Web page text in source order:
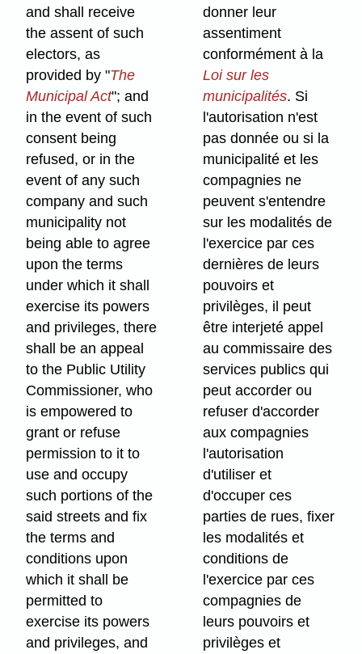
and shall receive
the assent of such
electors, as
provided by "The
Municipal Act"; and
in the event of such
consent being
refused, or in the
event of any such
company and such
municipality not
being able to agree
upon the terms
under which it shall
exercise its powers
and privileges, there
shall be an appeal
to the Public Utility
Commissioner, who
is empowered to
grant or refuse
permission to it to
use and occupy
such portions of the
said streets and fix
the terms and
conditions upon
which it shall be
permitted to
exercise its powers
and privileges, and
donner leur
assentiment
conformément à la
Loi sur les
municipalités. Si
l'autorisation n'est
pas donnée ou si la
municipalité et les
compagnies ne
peuvent s'entendre
sur les modalités de
l'exercice par ces
dernières de leurs
pouvoirs et
privilèges, il peut
être interjeté appel
au commissaire des
services publics qui
peut accorder ou
refuser d'accorder
aux compagnies
l'autorisation
d'utiliser et
d'occuper ces
parties de rues, fixer
les modalités et
conditions de
l'exercice par ces
compagnies de
leurs pouvoirs et
privilèges et